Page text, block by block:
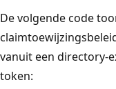
De volgende code
vanuit een directory-
token: